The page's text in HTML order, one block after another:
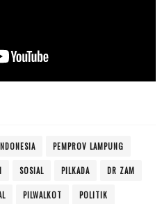
PEMPROV LAMPUNG
SOSIAL PILKADA DR ZAM
PILWALKOT POLITIK